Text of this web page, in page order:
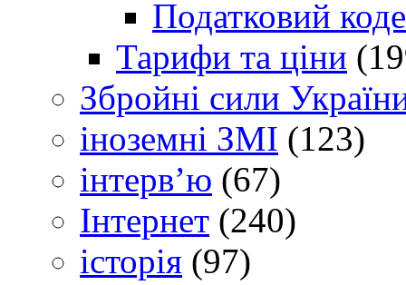
Податковий
Тарифи та ціни
Збройні сили
іноземні ЗМІ (123)
інтерв’ю (67)
Інтернет (240)
історія (97)